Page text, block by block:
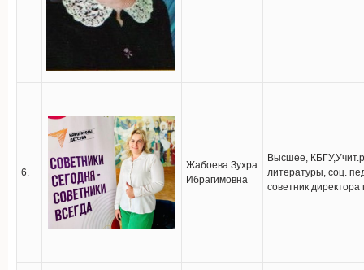
6.
Жабоева Зухра
Ибрагимовна
Высшее,
литературы, соц.
советник